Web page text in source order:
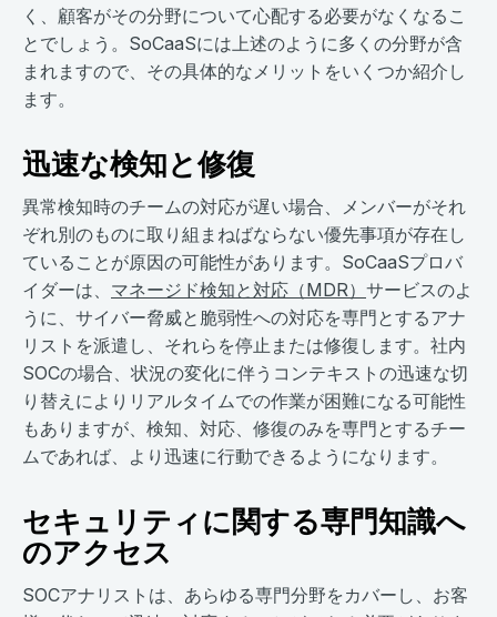
く、顧客がその分野について心配する必要がなくなるこ
とでしょう。SoCaaSには上述のように多くの分野が含
まれますので、その具体的なメリットをいくつか紹介し
ます。
迅速な検知と修復
異常検知時のチームの対応が遅い場合、メンバーがそれ
ぞれ別のものに取り組まねばならない優先事項が存在し
ていることが原因の可能性があります。SoCaaSプロバ
イダーは、 マネージド検知と対応（MDR） サービスのよ
うに、サイバー脅威と脆弱性への対応を専門とするアナ
リストを派遣し、それらを停止または修復します。社内
SOCの場合、状況の変化に伴うコンテキストの迅速な切
り替えによりリアルタイムでの作業が困難になる可能性
もありますが、検知、対応、修復のみを専門とするチー
ムであれば、より迅速に行動できるようになります。
セキュリティに関する専門知識へ
のアクセス
SOCアナリストは、あらゆる専門分野をカバーし、お客